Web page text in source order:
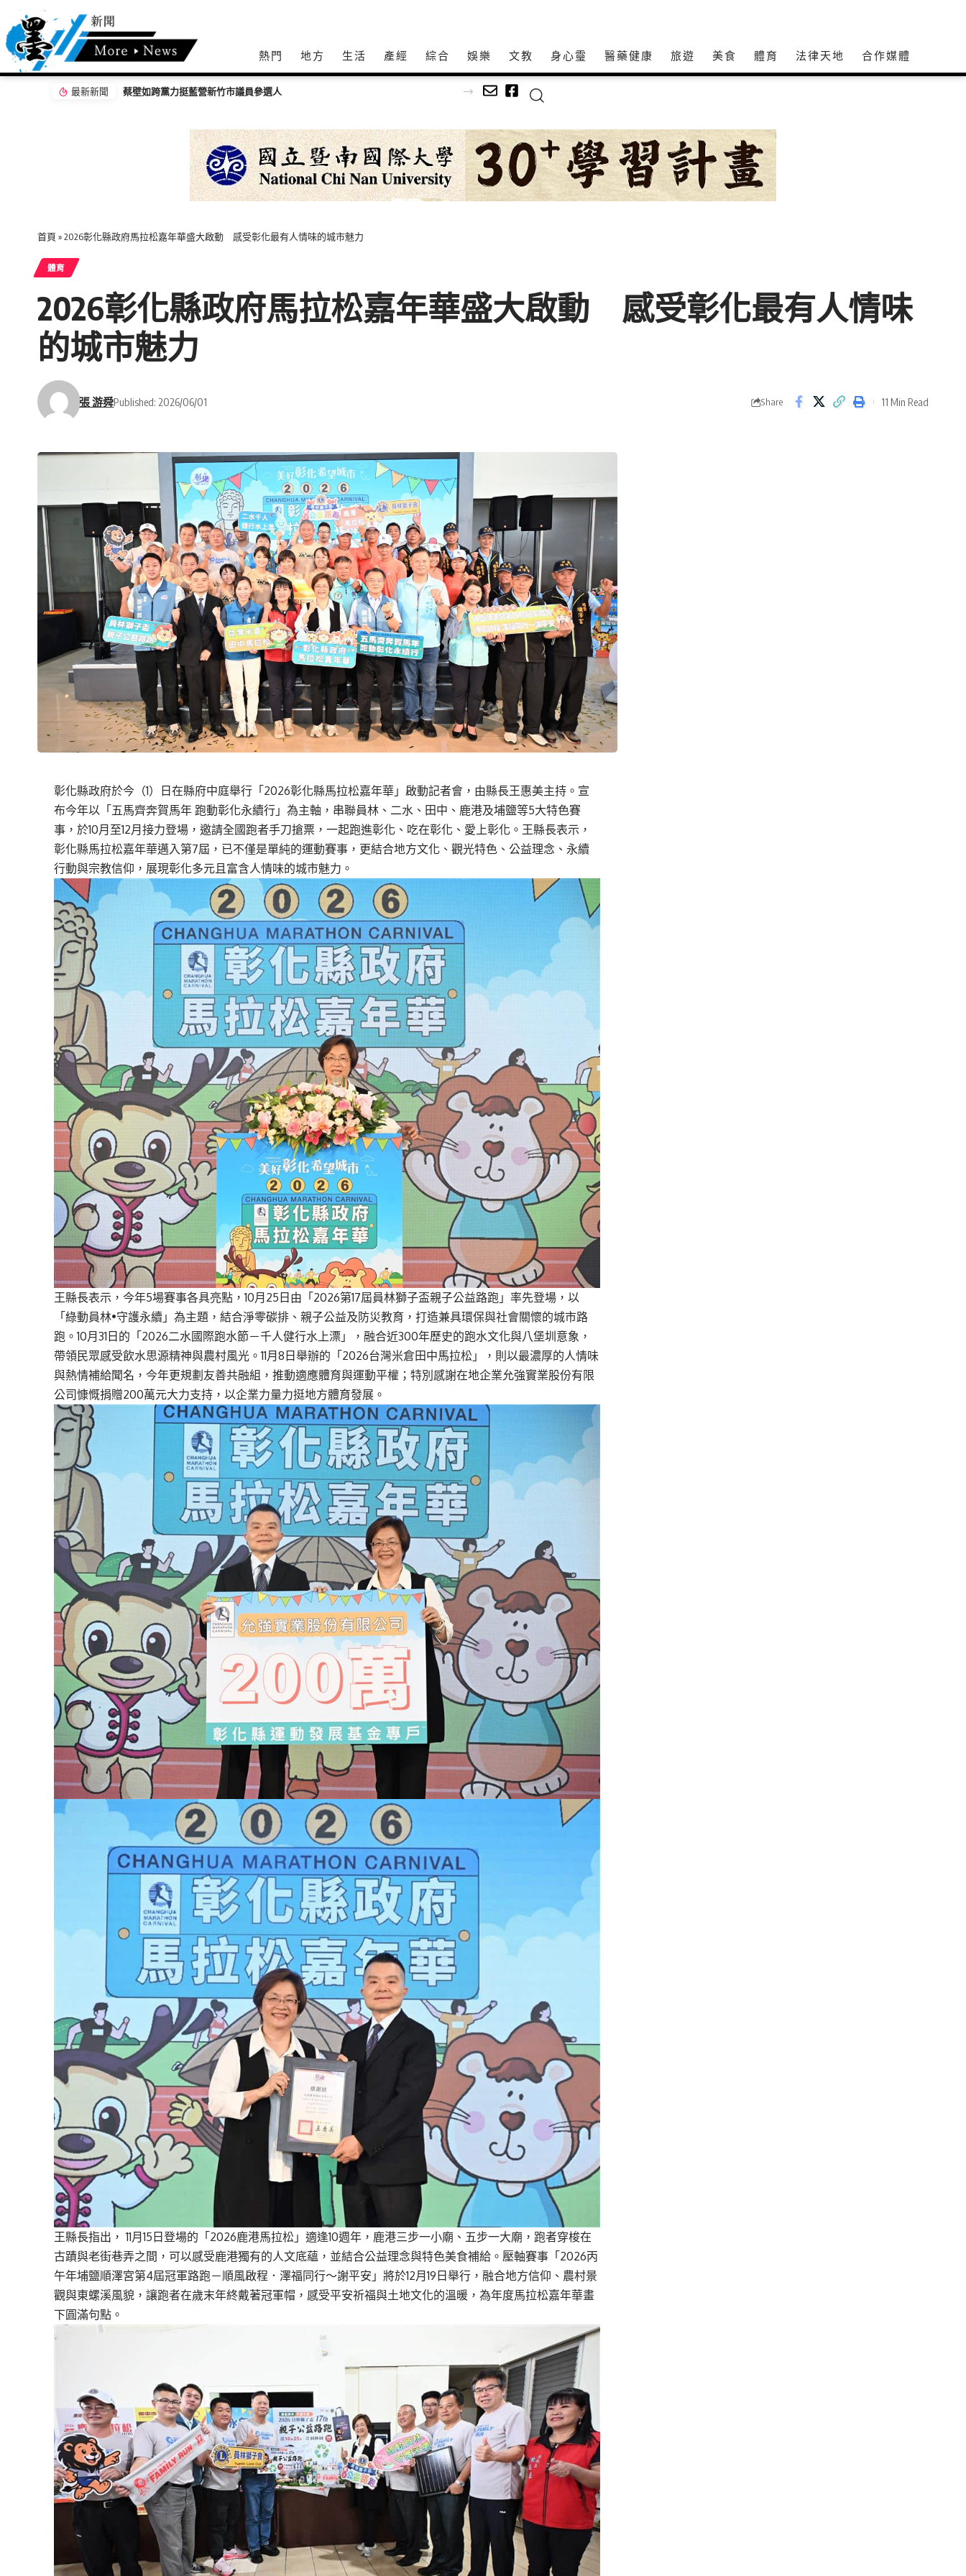
熱門 地方 生活 產經 綜合 娛樂 文教 身心𩆜 醫藥健康 旅遊 美食 體育 法律天地 合作媒體
最新新聞 國民黨批陳時中：不是知情不報就是助紂為虐
首頁 »2026彰化縣政府馬拉松嘉年華盛大啟動 感受彰化最有人情味的城市魅力
體育
2026彰化縣政府馬拉松嘉年華盛大啟動 感受彰化最有人情味
的城市魅力
張 游舜Published: 2026/06/01 Share 11 Min Read
彰化縣政府於今（1）日在縣府中庭舉行「2026彰化縣馬拉松嘉年華」啟動記者會，由縣長王惠美主持。宣
布今年以「五馬齊奔賀馬年 跑動彰化永續行」為主軸，串聯員林、二水、田中、鹿港及埔鹽等5大特色賽
事，於10月至12月接力登場，邀請全國跑者手刀搶票，一起跑進彰化、吃在彰化、愛上彰化。王縣長表示，
彰化縣馬拉松嘉年華邁入第7屆，已不僅是單純的運動賽事，更結合地方文化、觀光特色、公益理念、永續
行動與宗教信仰，展現彰化多元且富含人情味的城市魅力。
王縣長表示，今年5場賽事各具亮點，10月25日由「2026第17屆員林獅子盃親子公益路跑」率先登場，以
「綠動員林•守護永續」為主題，結合淨零碳排、親子公益及防災教育，打造兼具環保與社會關懷的城市路
跑。10月31日的「2026二水國際跑水節－千人健行水上漂」，融合近300年歷史的跑水文化與八堡圳意象，
帶領民眾感受飲水思源精神與農村風光。11月8日舉辦的「2026台灣米倉田中馬拉松」，則以最濃厚的人情味
與熱情補給聞名，今年更規劃友善共融組，推動適應體育與運動平權；特別感謝在地企業允強實業股份有限
公司慷慨捐贈200萬元大力支持，以企業力量力挺地方體育發展。
王縣長指出， 11月15日登場的「2026鹿港馬拉松」適逢10週年，鹿港三步一小廟、五步一大廟，跑者穿梭在
古蹟與老街巷弄之間，可以感受鹿港獨有的人文底蘊，並結合公益理念與特色美食補給。壓軸賽事「2026丙
午年埔鹽順澤宮第4屆冠軍路跑－順風啟程．澤福同行～謝平安」將於12月19日舉行，融合地方信仰、農村景
觀與東螺溪風貌，讓跑者在歲末年終戴著冠軍帽，感受平安祈福與土地文化的溫暖，為年度馬拉松嘉年華畫
下圓滿句點。